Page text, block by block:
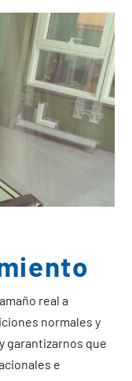
real a
normales y
garantizarnos que
e